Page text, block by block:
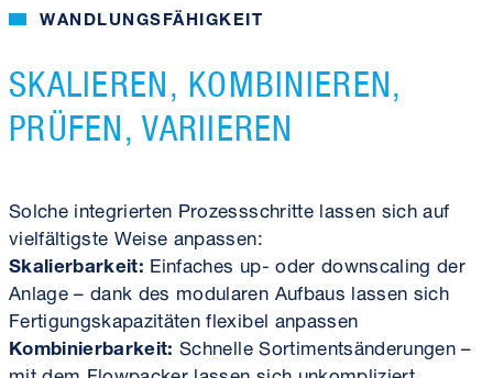
WANDLUNGSFÄHIGKEIT
SKALIEREN, KOMBINIEREN,
PRÜFEN, VARIIEREN
Solche integrierten Prozess­schritte lassen sich auf
vielfältigste Weise anpassen:
Skalierbarkeit: Einfaches up- oder downscaling der
Anlage – dank des modularen Aufbaus lassen sich
Fertigungs­kapazitäten flexibel anpassen
Kombinierbarkeit: Schnelle Sortiments­änderungen –